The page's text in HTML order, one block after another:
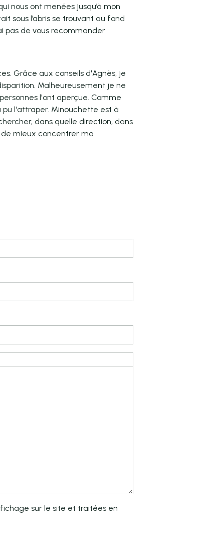
nous ont menées jusqu’à mon
sous l’abris se trouvant au fond
pas de vous recommander
Grâce aux conseils d'Agnès, je
Malheureusement je ne
l'ont aperçue. Comme
l'attraper. Minouchette est à
dans quelle direction, dans
de mieux concentrer ma
sur le site et traitées en